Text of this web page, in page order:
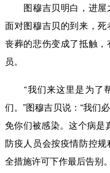
图穆吉贝明白，进屋
面对图穆吉贝的到来，死
丧葬的悲伤变成了抵触，
员。
“我们来这里是为了
们。”图穆吉贝说：“我们
免你们被感染。这个病是
防疫人员会按疫情防控
全措施许可下作最后告别。